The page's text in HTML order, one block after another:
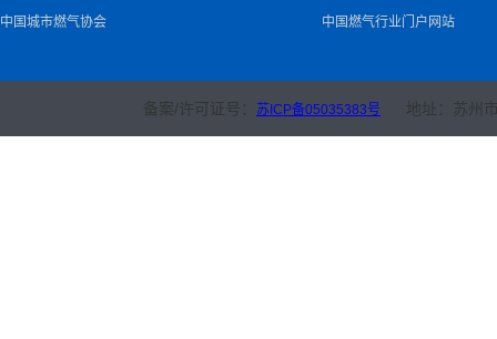
中国城市燃气协会 中国燃气行业门户网站
备案/许可证号： 苏ICP备05035383号 地址：苏州